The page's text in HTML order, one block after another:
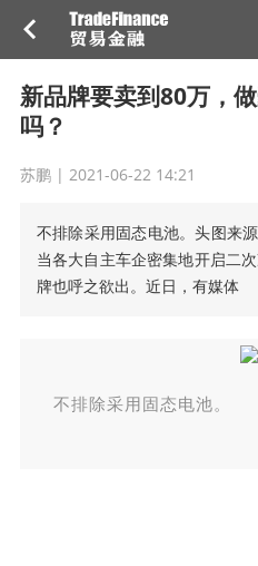
新品牌要卖到80万，
吗？
苏鹏 | 2021-06-22 14:21
不排除采用固态电池。头图来
当各大自主车企密集地开启二
牌也呼之欲出。近日，有媒体
不排除采用固态电池。
热
点
贸金微博
贸金书店
贸金投融（投融资信
活动
消息